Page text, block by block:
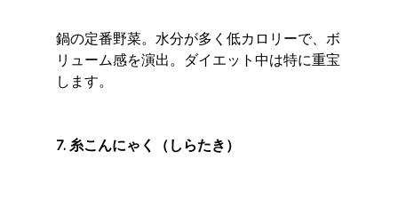
鍋の定番野菜。水分が多く低カロリーで、ボ
リューム感を演出。ダイエット中は特に重宝
します。
7. 糸こんにゃく（しらたき）